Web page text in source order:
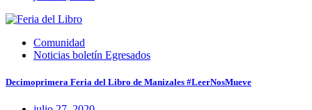
Comunidad
Noticias boletín Egresados
Decimoprimera Feria del Libro de Manizales #LeerNosMueve